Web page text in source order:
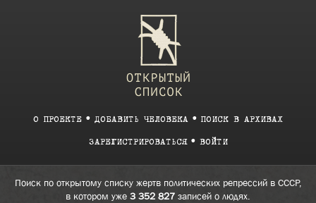
О ПРОЕКТЕ ДОБАВИТЬ ЧЕЛОВЕКА ПОИСК В АРХИВАХ
ЗАРЕГИСТРИРОВАТЬСЯ ВОЙТИ
Поиск по открытому списку жертв политических репрессий в СССР,
в котором уже 3 352 827 записей о людях.